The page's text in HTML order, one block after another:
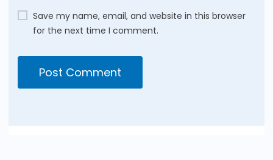
Save my name, email, and website in this browser
for the next time I comment.